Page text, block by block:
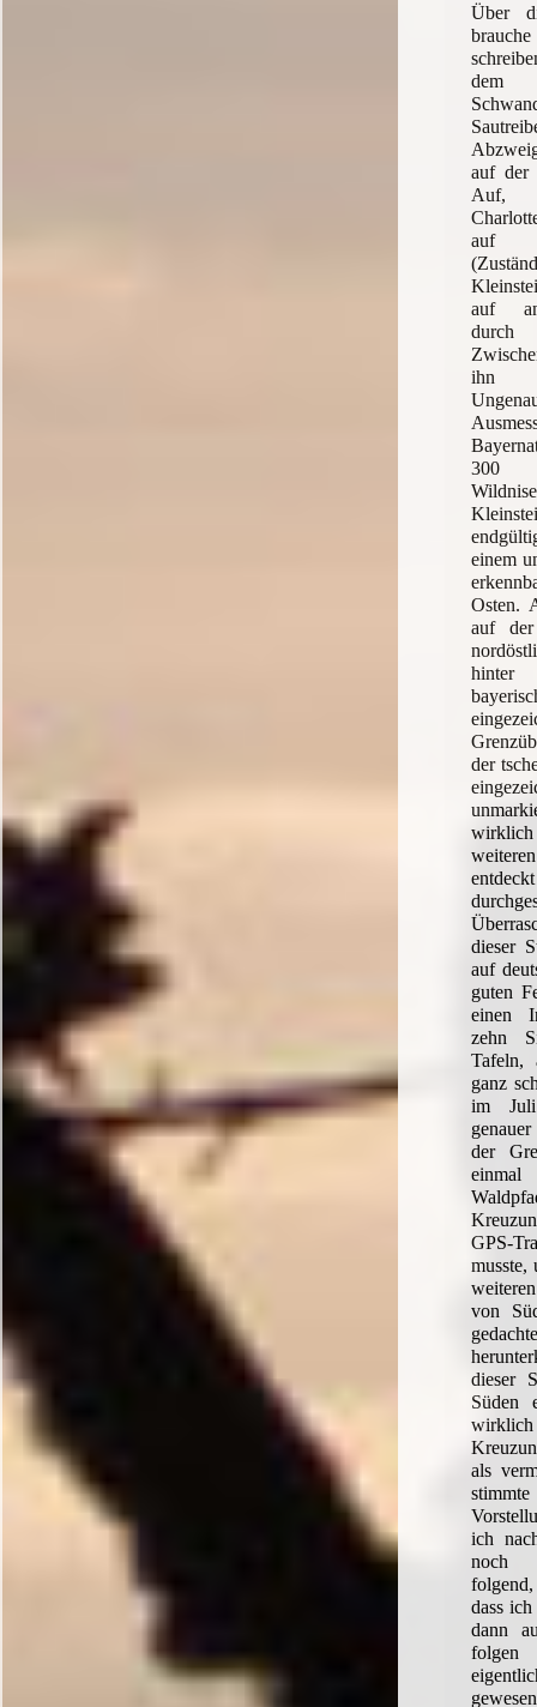
Über
dem
auf der
Auf,
auf
auf
ihn
300
einem
Osten.
auf der
der
wirklich
dieser
auf
guten
einen
zehn
Tafeln,
ganz
im
der
GPS-
musste,
von
dieser
Süden
als
ich
noch
dass
dann